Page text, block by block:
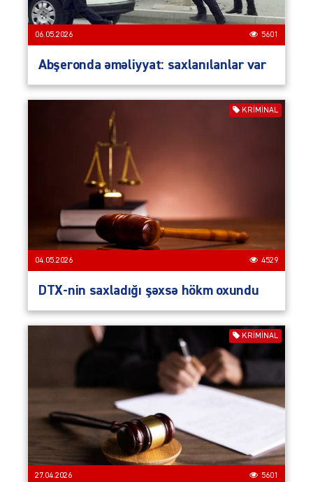
06.05.2026 5601
Abşeronda əməliyyat: saxlanılanlar var
KRIMINAL
04.05.2026 4529
DTX-nin saxladığı şəxsə hökm oxundu
KRIMINAL
27.04.2026 5601